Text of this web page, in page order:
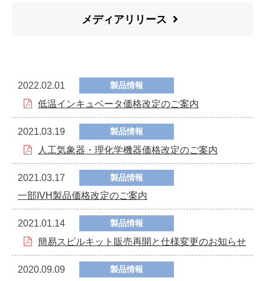
メディアリリース
2022.02.01 製品情報
低温インキュベータ価格改定のご案内
2021.03.19 製品情報
人工気象器・理化学機器価格改定のご案内
2021.03.17 製品情報
一部IVH製品価格改定のご案内
2021.01.14 製品情報
簡易スピルキット販売再開と仕様変更のお知らせ
2020.09.09 製品情報